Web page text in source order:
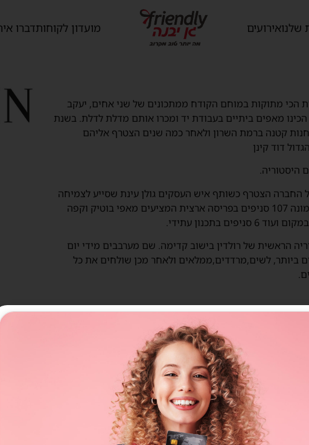
שלנואירועים מועדון לקוחותדברו
הכי מתוקות במוחם הקודח ממתכונים של שני אחים, יעקב
הכינו מאפים ביתיים בעבודת יד ומכרו אותם מדלת לדלת. בשנת
חנות קטנה ברמת השרון ולאחר כמה שנים הצטרף אליהם
דוד קינן
היסטוריה.
החברה הצטרף כשותף איש העסקים גולן עינת שסייע לצמיחה
של הרשת. כיום הרשת מונה 107 סניפים בפריסה ארצית המציעים מאפי בוטיק וקפה
בתכנון עתידי.
הראשית של רולדין בישוב קדימה. שם מערבבים מידי יום
ביותר, לשים,מרדדים,ממלאים ולאחר מכן שולחים את כל
חנויות נוספות בתחום